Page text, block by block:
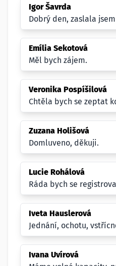
Igor Šavrda
Dobrý den, zaslala
Emília Sekotová
Měl bych zájem.
Veronika Pospíšilová
Chtěla bych se zeptat
Zuzana Holišová
Domluveno, děkuji.
Lucie Rohálová
Ráda bych se
Iveta Hauslerová
Jednání, ochotu,
Ivana Uvírová